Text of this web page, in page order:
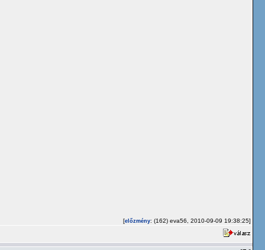
[előzmény: (162) eva56, 2010-09-09 19:38:25]